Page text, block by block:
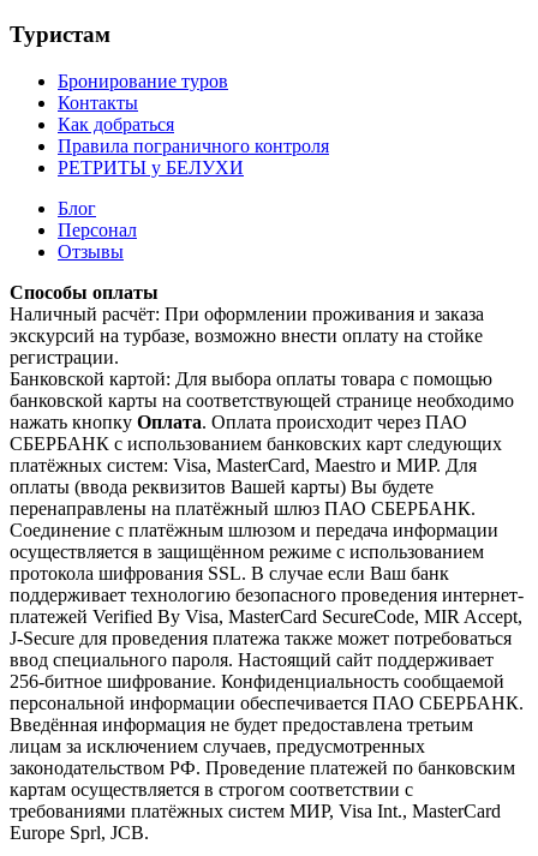
Туристам
Бронирование туров
Контакты
Как добраться
Правила пограничного контроля
РЕТРИТЫ у БЕЛУХИ
Блог
Персонал
Отзывы
Способы оплаты
Наличный расчёт: При оформлении проживания и заказа
экскурсий на турбазе, возможно внести оплату на стойке
регистрации.
Банковской картой: Для выбора оплаты товара с помощью
банковской карты на соответствующей странице необходимо
нажать кнопку Оплата. Оплата происходит через ПАО
СБЕРБАНК с использованием банковских карт следующих
платёжных систем: Visa, MasterCard, Maestro и МИР. Для
оплаты (ввода реквизитов Вашей карты) Вы будете
перенаправлены на платёжный шлюз ПАО СБЕРБАНК.
Соединение с платёжным шлюзом и передача информации
осуществляется в защищённом режиме с использованием
протокола шифрования SSL. В случае если Ваш банк
поддерживает технологию безопасного проведения интернет-
платежей Verified By Visa, MasterCard SecureCode, MIR Accept,
J-Secure для проведения платежа также может потребоваться
ввод специального пароля. Настоящий сайт поддерживает
256-битное шифрование. Конфиденциальность сообщаемой
персональной информации обеспечивается ПАО СБЕРБАНК.
Введённая информация не будет предоставлена третьим
лицам за исключением случаев, предусмотренных
законодательством РФ. Проведение платежей по банковским
картам осуществляется в строгом соответствии с
требованиями платёжных систем МИР, Visa Int., MasterCard
Europe Sprl, JCB.